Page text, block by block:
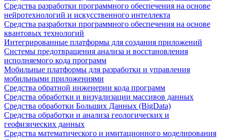
Средства разработки программного обеспечения на основе
нейротехнологий и искусственного интеллекта
Средства разработки программного обеспечения на основе
квантовых технологий
Интегрированные платформы для создания приложений
Системы предотвращения анализа и восстановления
исполняемого кода программ
Мобильные платформы для разработки и управления
мобильными приложениями
Средства обратной инженерии кода программ
Средства обработки и визуализации массивов данных
Средства обработки Больших Данных (BigData)
Средства обработки и анализа геологических и
геофизических данных
Средства математического и имитационного моделирования